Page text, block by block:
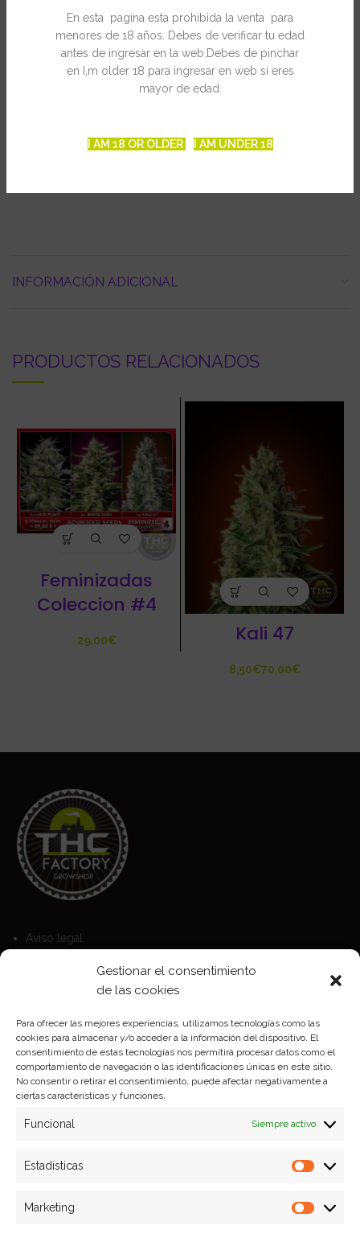
En esta pagina esta prohibida la venta para
menores de 18 años. Debes de verificar tu edad
antes de ingresar en la web.Debes de pinchar
en I,m older 18 para ingresar en web si eres
mayor de edad.
I AM 18 OR OLDER I AM UNDER 18
Gestionar el consentimiento
de las cookies
Para ofrecer las mejores experiencias, utilizamos tecnologías como las
cookies para almacenar y/o acceder a la información del dispositivo. El
consentimiento de estas tecnologías nos permitirá procesar datos como el
comportamiento de navegación o las identificaciones únicas en este sitio.
No consentir o retirar el consentimiento, puede afectar negativamente a
ciertas características y funciones.
Funcional Siempre activo
Estadísticas
Marketing
particular, con notas de buen
hachísy de fruta.
Ficha técnica
Marihuana autofloreciente feminizada
Floración: 65-80 días des de semilla
INFORMACIÓN ADICIONAL
PRODUCTOS RELACIONADOS
Feminizadas
Coleccion #4
€ Kali 47
€ €
Aviso legal
Política de Cookies
Política de privacidad
Formas de pago
Plazos y condiciones de envio
Politica de devoluciones